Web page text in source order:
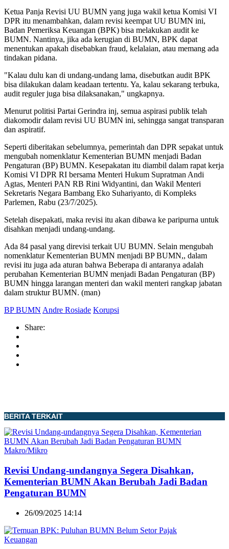
Ketua Panja Revisi UU BUMN yang juga wakil ketua Komisi VI
DPR itu menambahkan, dalam revisi keempat UU BUMN ini,
Badan Pemeriksa Keuangan (BPK) bisa melakukan audit ke
BUMN. Nantinya, jika ada kerugian di BUMN, BPK dapat
menentukan apakah disebabkan fraud, kelalaian, atau memang ada
tindakan pidana.
"Kalau dulu kan di undang-undang lama, disebutkan audit BPK
bisa dilakukan dalam keadaan tertentu. Ya, kalau sekarang terbuka,
audit reguler juga bisa dilaksanakan," ungkapnya.
Menurut politisi Partai Gerindra inj, semua aspirasi publik telah
diakomodir dalam revisi UU BUMN ini, sehingga sangat transparan
dan aspiratif.
Seperti diberitakan sebelumnya, pemerintah dan DPR sepakat untuk
mengubah nomenklatur Kementerian BUMN menjadi Badan
Pengaturan (BP) BUMN. Kesepakatan itu diambil dalam rapat kerja
Komisi VI DPR RI bersama Menteri Hukum Supratman Andi
Agtas, Menteri PAN RB Rini Widyantini, dan Wakil Menteri
Sekretaris Negara Bambang Eko Suhariyanto, di Kompleks
Parlemen, Rabu (23/7/2025).
Setelah disepakati, maka revisi itu akan dibawa ke paripurna untuk
disahkan menjadi undang-undang.
Ada 84 pasal yang direvisi terkait UU BUMN. Selain mengubah
nomenklatur Kementerian BUMN menjadi BP BUMN,, dalam
revisi itu juga ada aturan bahwa Beberapa di antaranya adalah
perubahan Kementerian BUMN menjadi Badan Pengaturan (BP)
BUMN hingga larangan menteri dan wakil menteri rangkap jabatan
dalam struktur BUMN. (man)
BP BUMN Andre Rosiade Korupsi
Share:
BERITA TERKAIT
Makro/Mikro
Revisi Undang-undangnya Segera Disahkan,
Kementerian BUMN Akan Berubah Jadi Badan
Pengaturan BUMN
26/09/2025 14:14
Keuangan